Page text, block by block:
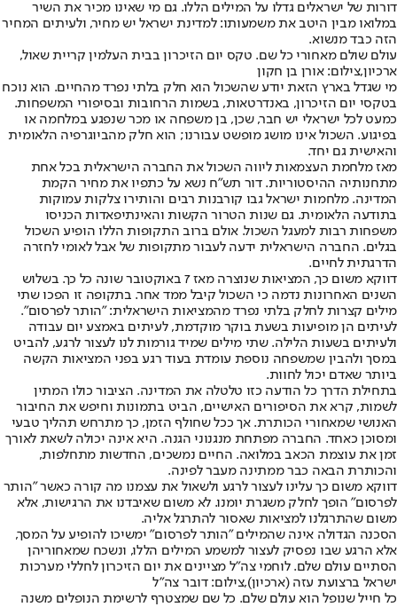
דורות של ישראלים גדלו על המילים הללו. גם מי שאינו מכיר את השיר
במלואו מבין היטב את משמעותו: למדינת ישראל יש מחיר, ולעיתים המחיר
הזה כבד מנשוא.
עולם שולם מאחורי כל שם. טקס יום הזיכרון בבית העלמין קריית שאול,
ארכיון,צילום: אורן בן חקון
מי שגדל בארץ הזאת יודע שהשכול הוא חלק בלתי נפרד מהחיים. הוא נוכח
בטקסי יום הזיכרון, באנדרטאות, בשמות הרחובות ובסיפורי המשפחות.
כמעט לכל ישראלי יש חבר, שכן, בן משפחה או מכר שנפגע במלחמה או
בפיגוע. השכול אינו מושג מופשט עבורנו; הוא חלק מהביוגרפיה הלאומית
והאישית גם יחד.
מאז מלחמת העצמאות ליווה השכול את החברה הישראלית בכל אחת
מתחנותיה ההיסטוריות. דור תש"ח נשא על כתפיו את מחיר הקמת
המדינה. מלחמות ישראל גבו קורבנות רבים והותירו צלקות עמוקות
בתודעה הלאומית. גם שנות הטרור הקשות והאינתיפאדות הכניסו
משפחות רבות למעגל השכול. אולם ברוב התקופות הללו הופיע השכול
בגלים. החברה הישראלית ידעה לעבור מתקופות של אבל לאומי לחזרה
הדרגתית לחיים.
דווקא משום כך, המציאות שנוצרה מאז 7 באוקטובר שונה כל כך. בשלוש
השנים האחרונות נדמה כי השכול קיבל ממד אחר. בתקופה זו הפכו שתי
מילים קצרות לחלק בלתי נפרד מהמציאות הישראלית: "הותר לפרסום".
לעיתים הן מופיעות בשעת בוקר מוקדמת, לעיתים באמצע יום עבודה
ולעיתים בשעות הלילה. שתי מילים שמיד גורמות לנו לעצור לרגע, להביט
במסך ולהבין שמשפחה נוספת עומדת בעוד רגע בפני המציאות הקשה
ביותר שאדם יכול לחוות.
בתחילת הדרך כל הודעה כזו טלטלה את המדינה. הציבור כולו המתין
לשמות, קרא את הסיפורים האישיים, הביט בתמונות וחיפש את החיבור
האנושי שמאחורי הכותרת. אך ככל שחולף הזמן, כך מתרחש תהליך טבעי
ומסוכן כאחד. החברה מפתחת מנגנוני הגנה. היא אינה יכולה לשאת לאורך
זמן את עוצמת הכאב במלואה. החיים נמשכים, החדשות מתחלפות,
והכותרת הבאה כבר ממתינה מעבר לפינה.
דווקא משום כך עלינו לעצור לרגע ולשאול את עצמנו מה קורה כאשר "הותר
לפרסום" הופך לחלק משגרת יומנו. לא משום שאיבדנו את הרגישות, אלא
משום שהתרגלנו למציאות שאסור להתרגל אליה.
הסכנה הגדולה אינה שהמילים "הותר לפרסום" ימשיכו להופיע על המסך,
אלא הרגע שבו נפסיק לעצור למשמע המילים הללו, ונשכח שמאחוריהן
הסתיים עולם שלם. לוחמי צה״ל מציינים את יום הזיכרון לחללי מערכות
ישראל ברצועת עזה (ארכיון),צילום: דובר צה"ל
כל חייל שנופל הוא עולם שלם. כל שם שמצטרף לרשימת הנופלים משנה